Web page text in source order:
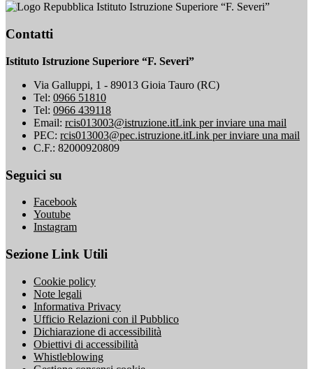
Istituto Istruzione Superiore “F. Severi”
Contatti
Istituto Istruzione Superiore “F. Severi”
Via Galluppi, 1 - 89013 Gioia Tauro (RC)
Tel: 0966 51810
Tel: 0966 439118
Email: rcis013003@istruzione.itLink per inviare una mail
PEC: rcis013003@pec.istruzione.itLink per inviare una mail
C.F.: 82000920809
Seguici su
Facebook
Youtube
Instagram
Sezione Link Utili
Cookie policy
Note legali
Informativa Privacy
Ufficio Relazioni con il Pubblico
Dichiarazione di accessibilità
Obiettivi di accessibilità
Whistleblowing